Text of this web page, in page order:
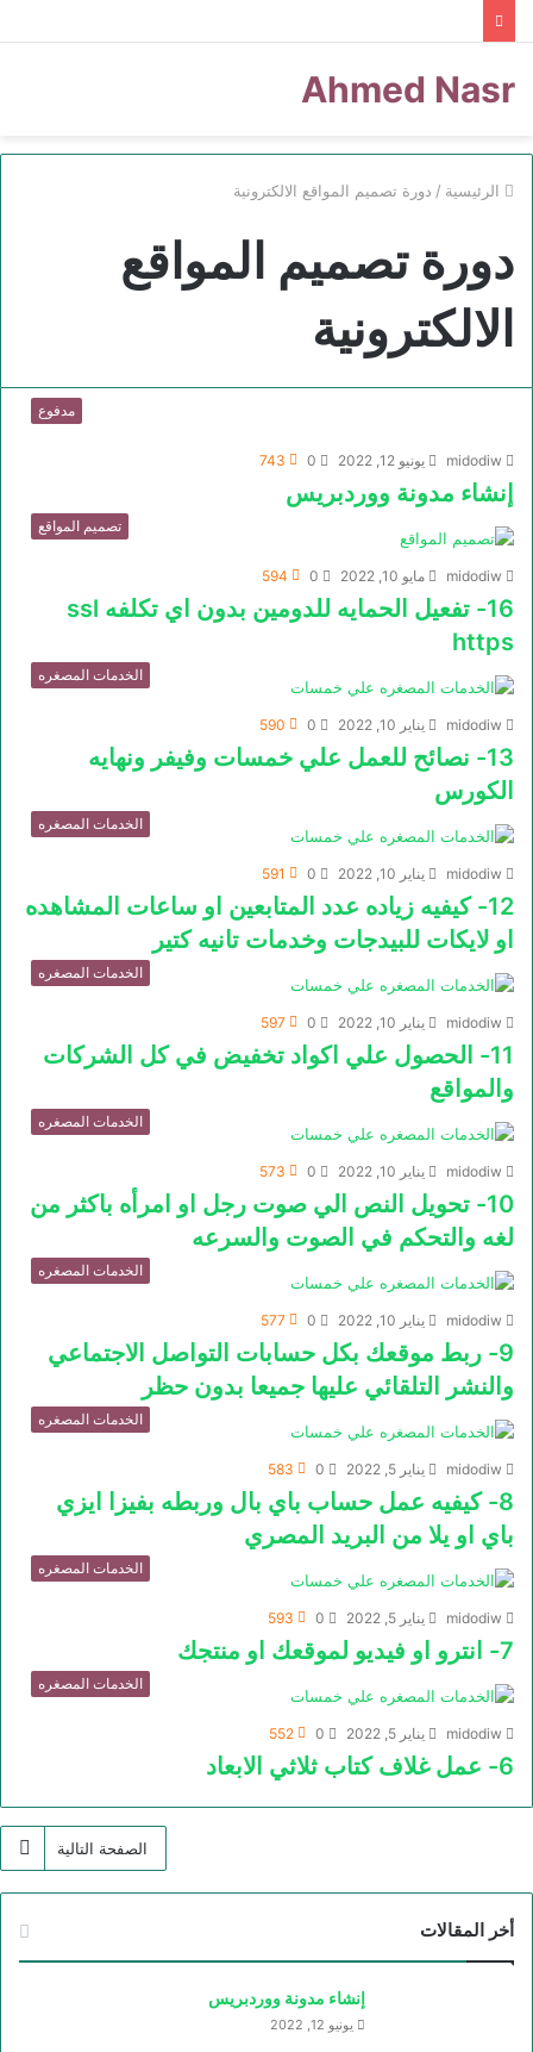
Ahmed Nasr
الرئيسية / دورة تصميم المواقع الالكترونية
دورة تصميم المواقع
الالكترونية
مدفوع
midodiw يونيو 12, 2022 0
743
إنشاء مدونة ووردبريس
تصميم المواقع
midodiw مايو 10, 2022 0
594
16- تفعيل الحمايه للدومين بدون اي تكلفه ssl
https
الخدمات المصغره
midodiw يناير 10, 2022 0
590
13- نصائح للعمل علي خمسات وفيفر ونهايه
الكورس
الخدمات المصغره
midodiw يناير 10, 2022 0
591
12- كيفيه زياده عدد المتابعين او ساعات المشاهده
او لايكات للبيدجات وخدمات تانيه كتير
الخدمات المصغره
midodiw يناير 10, 2022 0
597
11- الحصول علي اكواد تخفيض في كل الشركات
والمواقع
الخدمات المصغره
midodiw يناير 10, 2022 0
573
10- تحويل النص الي صوت رجل او امرأه باكثر من
لغه والتحكم في الصوت والسرعه
الخدمات المصغره
midodiw يناير 10, 2022 0
577
9- ربط موقعك بكل حسابات التواصل الاجتماعي
والنشر التلقائي عليها جميعا بدون حظر
الخدمات المصغره
midodiw يناير 5, 2022 0
583
8- كيفيه عمل حساب باي بال وربطه بفيزا ايزي
باي او يلا من البريد المصري
الخدمات المصغره
midodiw يناير 5, 2022 0
593
7- انترو او فيديو لموقعك او منتجك
الخدمات المصغره
midodiw يناير 5, 2022 0
552
6- عمل غلاف كتاب ثلاثي الابعاد
الصفحة التالية
أخر المقالات
إنشاء مدونة ووردبريس
يونيو 12, 2022